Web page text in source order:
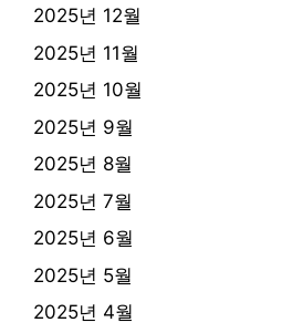
2025년 12월
2025년 11월
2025년 10월
2025년 9월
2025년 8월
2025년 7월
2025년 6월
2025년 5월
2025년 4월